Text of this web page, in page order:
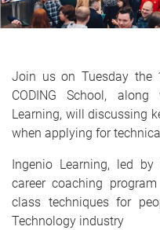
Join us on Tuesday the
CODING School,
Learning, will discussing
when applying for
Ingenio Learning, led
career coaching
class techniques for
Technology industry